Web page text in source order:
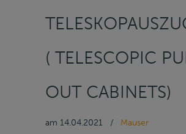
( TELESCOPIC
OUT CABINETS)
am 14.04.2021 /
Mauser